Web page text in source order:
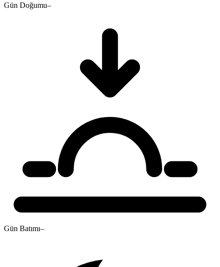
Gün Doğumu–
Gün Batımı–